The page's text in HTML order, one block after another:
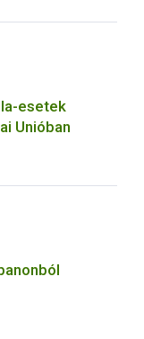
esetek
Unióban